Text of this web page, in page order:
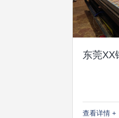
东莞XX
查看详情 +